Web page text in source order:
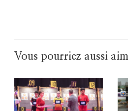
Vous pourriez aussi